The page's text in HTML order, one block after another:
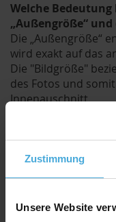
Zustimmung
Unsere Website
Welche
„Außengröße“ und
Die „Außengröße“
wird exakt auf das
Die "Bildgröße"
des Fotos und
Innenauschnitt.
Der Ausschnitt
Durch den etwas
Foto hinter dem
fällt nicht duch.
Qualitativ